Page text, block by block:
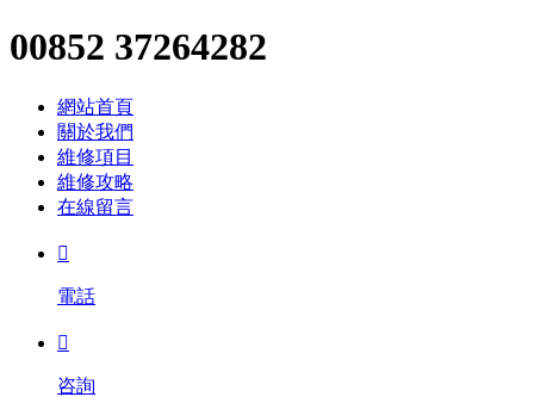
00852 37264282
網站首頁
關於我們
維修項目
維修攻略
在線留言

電話

咨詢